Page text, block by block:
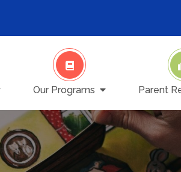
Our Programs Parent